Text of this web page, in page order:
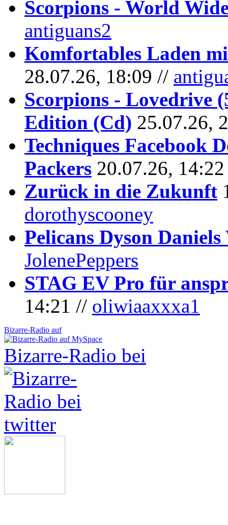
Scorpions - World
antiguans2
Komfortables Laden
28.07.26, 18:09 //
Scorpions - Lovedrive
Edition (Cd) 25.07.26,
Techniques Facebook
Packers 20.07.26,
Zurück in die Zukunft
dorothyscooney
Pelicans Dyson
JolenePeppers
STAG EV Pro für
14:21 // oliwiaaxxxa1
Bizarre-Radio auf
Bizarre-Radio bei